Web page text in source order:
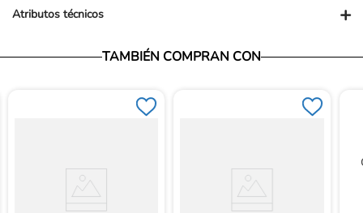
Presentación PUM: UND
Atributos técnicos +
TAMBIÉN COMPRAN CON